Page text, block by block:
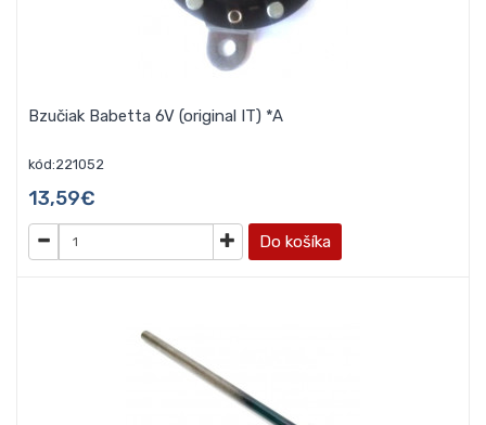
Bzučiak Babetta 6V (original IT) *A
kód:221052
13,59€
Do košíka